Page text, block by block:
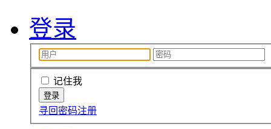
登录
记住我
寻回密码注册